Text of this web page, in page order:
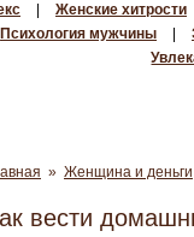
Женские хитрости
Психология мужчины
» Женщина и деньги
вести